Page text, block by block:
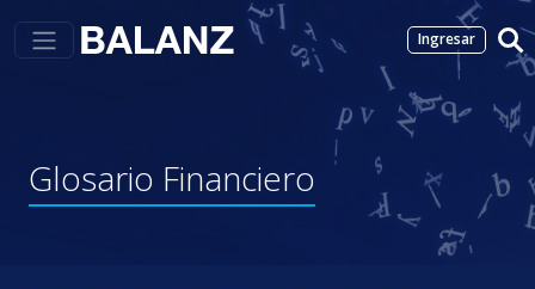
Ingresar
Glosario Financiero